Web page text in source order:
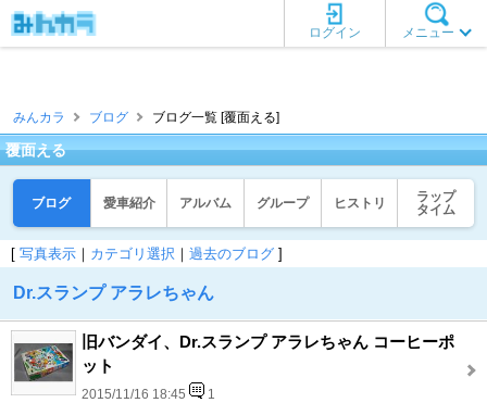
メニュー
ログイン
みんカラ ブログ ブログ一覧 [覆面える]
覆面える
ブログ 愛車紹介 アルバム グループ ヒストリ
ラップ
タイム
[ 写真表示 ｜ カテゴリ選択 ｜ 過去のブログ ]
Dr.スランプ アラレちゃん
旧バンダイ、Dr.スランプ アラレちゃん コーヒーポ
ット
2015/11/16 18:45 1